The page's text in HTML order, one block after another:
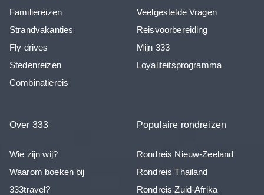
Familiereizen
Strandvakanties
Fly drives
Stedenreizen
Combinatiereis
Veelgestelde Vragen
Reisvoorbereiding
Mijn 333
Loyaliteitsprogramma
Over 333
Wie zijn wij?
Waarom boeken bij
333travel?
Populaire rondreizen
Rondreis Nieuw-Zeeland
Rondreis Thailand
Rondreis Zuid-Afrika